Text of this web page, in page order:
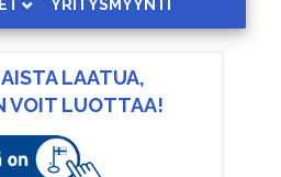
YRITYSMYYNTI
LAATUA,
VOIT LUOTTAA!